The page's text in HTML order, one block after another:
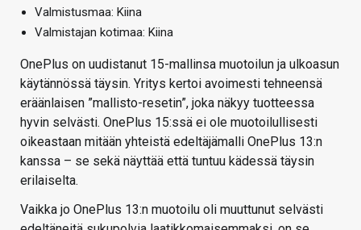
Valmistusmaa: Kiina
Valmistajan kotimaa: Kiina
OnePlus on uudistanut 15-mallinsa muotoilun ja ulkoasun
käytännössä täysin. Yritys kertoi avoimesti tehneensä
eräänlaisen ”mallisto-resetin”, joka näkyy tuotteessa
hyvin selvästi. OnePlus 15:ssä ei ole muotoilullisesti
oikeastaan mitään yhteistä edeltäjämalli OnePlus 13:n
kanssa – se sekä näyttää että tuntuu kädessä täysin
erilaiselta.
Vaikka jo OnePlus 13:n muotoilu oli muuttunut selvästi